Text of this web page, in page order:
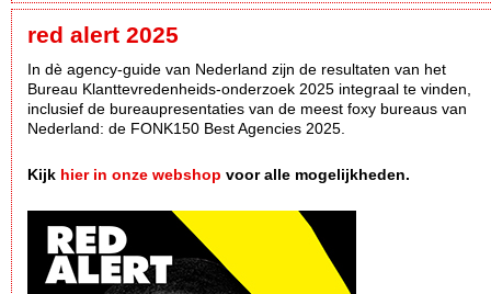
red alert 2025
In dè agency-guide van Nederland zijn de resultaten van het
Bureau Klanttevredenheids-onderzoek 2025 integraal te vinden,
inclusief de bureaupresentaties van de meest foxy bureaus van
Nederland: de FONK150 Best Agencies 2025.
Kijk hier in onze webshop voor alle mogelijkheden.